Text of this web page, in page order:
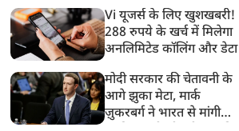
यूटीलिटी
गया
Vi यूजर्स के लिए खुशखबरी!
288 रुपये के खर्च में मिलेगा
अनलिमिटेड कॉलिंग और डेटा
मोदी सरकार की चेतावनी के
आगे झुका मेटा, मार्क
ज़ुकरबर्ग ने भारत से मांगी